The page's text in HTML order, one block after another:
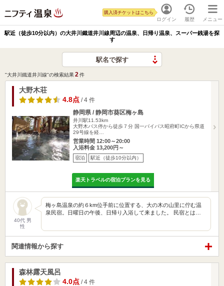
ログイン
購入済チケットはこちら
履歴 メニュー
駅近（徒歩10分以内）の大井川鐵道井川線周辺の温泉、日帰り温泉、スーパー銭湯を探
す
駅名で探す
"大井川鐵道井川線"の検索結果2 件
大野木荘
4.8点 / 4 件
静岡県 / 静岡市葵区梅ヶ島
井川駅11.53km
大野木バス停から徒歩７分 国一バイパス昭府町ICから県道
29号線を経…
営業時間 12:00～20:00
入浴料金 13,200円～
宿泊 駅近（徒歩10分以内）
楽天トラベルの宿泊プランを見る
40代 男
性
梅ヶ島温泉の約６km位手前に位置する、大の木の山里に佇む温
泉民宿。日曜日の午後、日帰り入浴して来ました。 民宿とは…
関連情報から探す
森林露天風呂
4.0点 / 4 件